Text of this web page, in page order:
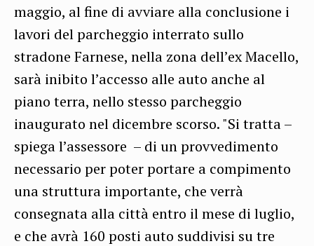
maggio, al fine di avviare alla conclusione i
lavori del parcheggio interrato sullo
stradone Farnese, nella zona dell’ex Macello,
sarà inibito l’accesso alle auto anche al
piano terra, nello stesso parcheggio
inaugurato nel dicembre scorso. "Si tratta –
spiega l’assessore – di un provvedimento
necessario per poter portare a compimento
una struttura importante, che verrà
consegnata alla città entro il mese di luglio,
e che avrà 160 posti auto suddivisi su tre